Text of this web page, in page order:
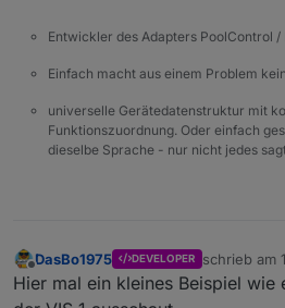
Entwickler des Adapters PoolControl
Einfach macht aus einem Problem
universelle Gerätedatenstruktur mit
Funktionszuordnung. Oder einfach
dieselbe Sprache - nur nicht jedes
DasBo1975 DEVELOPER schrieb am
zuletzt
Hier mal ein kleines Beispiel